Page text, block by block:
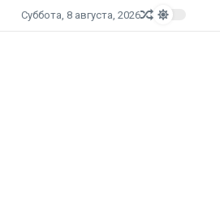
Суббота, 8 августа, 2026